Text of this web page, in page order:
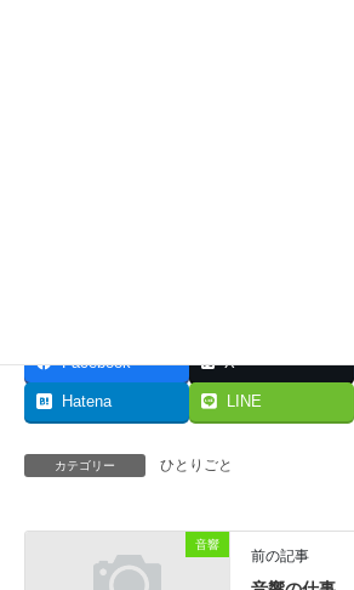
Facebook X
Hatena LINE
カテゴリー ひとりごと
音響
前の記事